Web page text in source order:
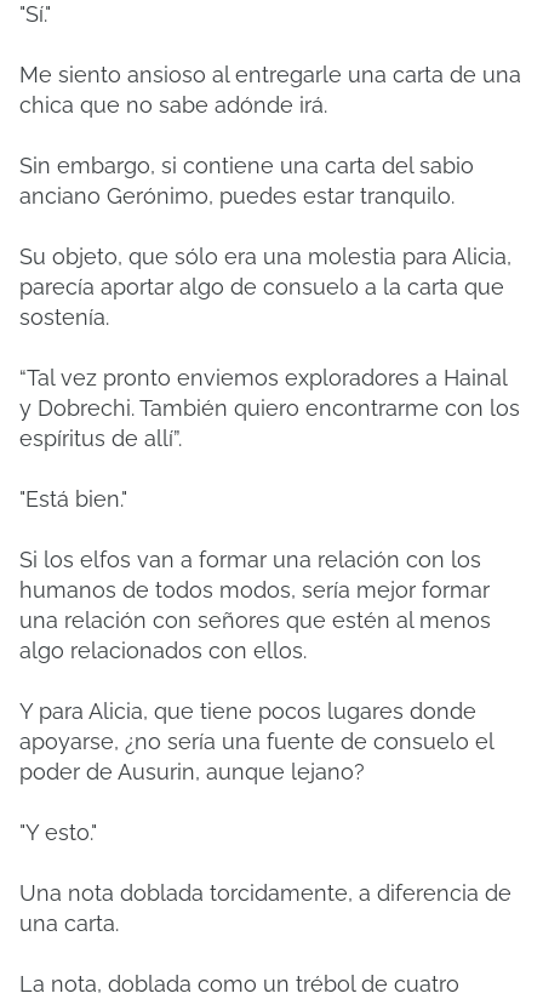
"Sí."
Me siento ansioso al entregarle una carta de una
chica que no sabe adónde irá.
Sin embargo, si contiene una carta del sabio
anciano Gerónimo, puedes estar tranquilo.
Su objeto, que sólo era una molestia para Alicia,
parecía aportar algo de consuelo a la carta que
sostenía.
“Tal vez pronto enviemos exploradores a Hainal
y Dobrechi. También quiero encontrarme con los
espíritus de allí”.
"Está bien."
Si los elfos van a formar una relación con los
humanos de todos modos, sería mejor formar
una relación con señores que estén al menos
algo relacionados con ellos.
Y para Alicia, que tiene pocos lugares donde
apoyarse, ¿no sería una fuente de consuelo el
poder de Ausurin, aunque lejano?
"Y esto."
Una nota doblada torcidamente, a diferencia de
una carta.
La nota, doblada como un trébol de cuatro